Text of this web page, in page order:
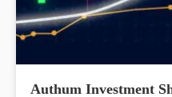
Authum Investment